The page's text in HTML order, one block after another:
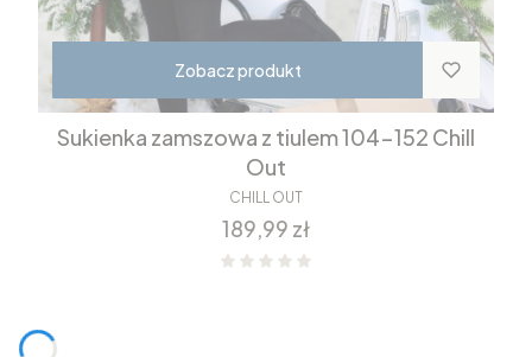
Zobacz produkt
Sukienka zamszowa z tiulem 104-152 Chill
Out
CHILL OUT
Cena
189,99 zł